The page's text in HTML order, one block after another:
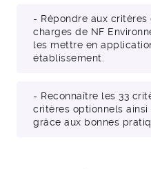
- Répondre aux
charges de NF
les mettre en
établissement.
- Reconnaître les 33
critères optionnels
grâce aux bonnes